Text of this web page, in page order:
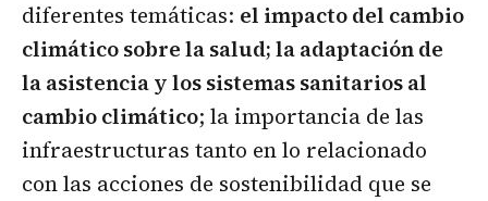
diferentes temáticas: el impacto del cambio
climático sobre la salud; la adaptación de
la asistencia y los sistemas sanitarios al
cambio climático; la importancia de las
infraestructuras tanto en lo relacionado
con las acciones de sostenibilidad que se